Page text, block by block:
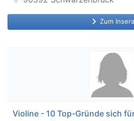
keyboard_arrow_right Zum
Violine - 10 Top-Gründe sich für